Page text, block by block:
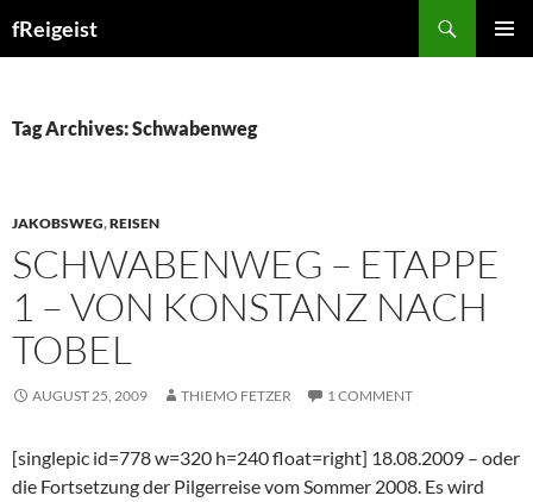
fReigeist
Tag Archives: Schwabenweg
JAKOBSWEG,REISEN
SCHWABENWEG – ETAPPE
1 – VON KONSTANZ NACH
TOBEL
AUGUST 25, 2009 THIEMO FETZER 1 COMMENT
[singlepic id=778 w=320 h=240 float=right] 18.08.2009 – oder
die Fortsetzung der Pilgerreise vom Sommer 2008. Es wird